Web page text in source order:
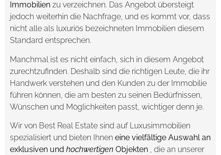
Immobilien zu verzeichnen. Das Angebot übersteigt
jedoch weiterhin die Nachfrage, und es kommt vor, dass
nicht alle als luxuriös bezeichneten Immobilien diesem
Standard entsprechen.
Manchmal ist es nicht einfach, sich in diesem Angebot
zurechtzufinden. Deshalb sind die richtigen Leute, die ihr
Handwerk verstehen und den Kunden zu der Immobilie
führen können, die am besten zu seinen Bedürfnissen,
Wünschen und Möglichkeiten passt, wichtiger denn je.
Wir von Best Real Estate sind auf Luxusimmobilien
spezialisiert und bieten Ihnen eine vielfältige Auswahl an
exklusiven und hochwertigen Objekten , die an unserer